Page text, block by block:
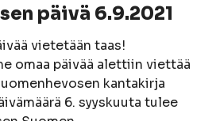
päivä 6.9.2021
vietetään taas!
omaa päivää alettiin viettää
kantakirja
6. syyskuuta tulee